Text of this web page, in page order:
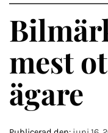
mest
ägare